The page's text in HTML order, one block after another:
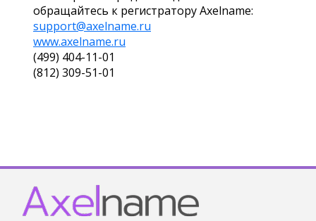
обращайтесь к регистратору Axelname:
support@axelname.ru
www.axelname.ru
(499) 404-11-01
(812) 309-51-01